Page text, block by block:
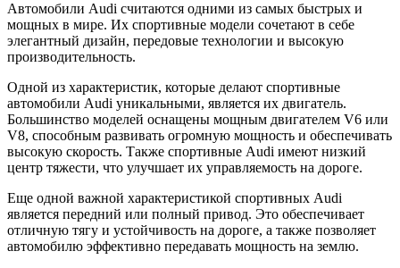
Автомобили Audi считаются одними из самых быстрых и
мощных в мире. Их спортивные модели сочетают в себе
элегантный дизайн, передовые технологии и высокую
производительность.
Одной из характеристик, которые делают спортивные
автомобили Audi уникальными, является их двигатель.
Большинство моделей оснащены мощным двигателем V6 или
V8, способным развивать огромную мощность и обеспечивать
высокую скорость. Также спортивные Audi имеют низкий
центр тяжести, что улучшает их управляемость на дороге.
Еще одной важной характеристикой спортивных Audi
является передний или полный привод. Это обеспечивает
отличную тягу и устойчивость на дороге, а также позволяет
автомобилю эффективно передавать мощность на землю.